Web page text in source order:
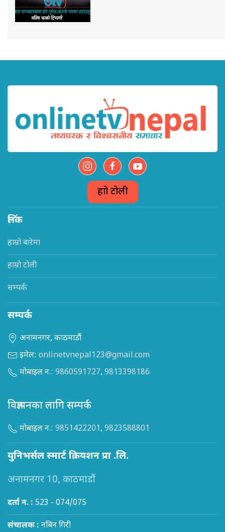
हाम्रो टोली
लिंक
हाम्रो बारेमा
हाम्रो टोली
सम्पर्क
सम्पर्क
अनामनगर, काठमाडौं
इमेल: onlinetvnepal123@gmail.com
मोबाइल न.: 9860591727, 9813398186
विज्ञापनका लागि सम्पर्क
मोबाइल न.: 9851422201, 9823588801
युनिभर्सल स्मार्ट क्रियशन प्रा .लि.
अनामनगर 10, काठमाडौं
दर्ता न. : 523 - 074/075
संचालक : नबिन गिरी